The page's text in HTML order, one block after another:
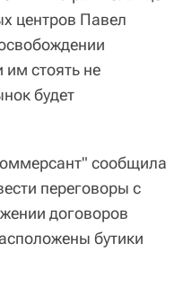
центров Павел
стоять не
будет
сообщила
переговоры с
договоров
бутики